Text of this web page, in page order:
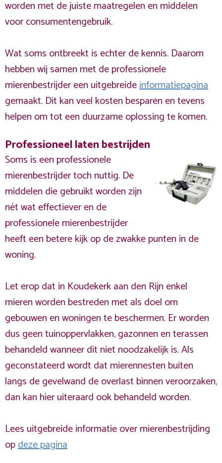
worden met de juiste maatregelen en middelen
voor consumentengebruik.
Wat soms ontbreekt is echter de kennis. Daarom
hebben wij samen met de professionele
mierenbestrijder een uitgebreideinformatiepagina
gemaakt. Dit kan veel kosten besparen en tevens
helpen om tot een duurzame oplossing te komen.
Professioneel laten bestrijden
Soms is een professionele
mierenbestrijder toch nuttig. De
middelen die gebruikt worden zijn
nét wat effectiever en de
professionele mierenbestrijder
heeft een betere kijk op de zwakke punten in de
woning.
Let erop dat in Koudekerk aan den Rijn enkel
mieren worden bestreden met als doel om
gebouwen en woningen te beschermen. Er worden
dus geen tuinoppervlakken, gazonnen en terassen
behandeld wanneer dit niet noodzakelijk is. Als
geconstateerd wordt dat mierennesten buiten
langs de gevelwand de overlast binnen veroorzaken,
dan kan hier uiteraard ook behandeld worden.
Lees uitgebreide informatie over mierenbestrijding
opdeze pagina